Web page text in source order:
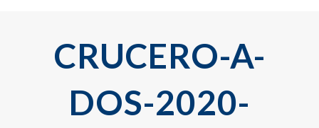
CRUCERO-A-
DOS-2020-